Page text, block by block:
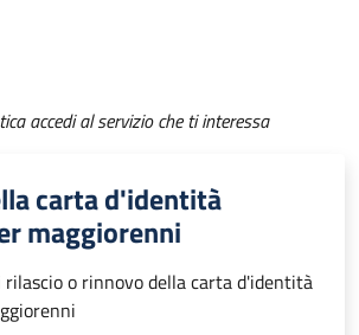
accedi al servizio che ti interessa
carta d'identità
maggiorenni
rilascio o rinnovo della carta d'identità